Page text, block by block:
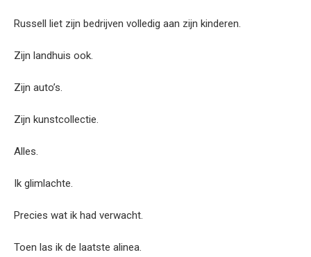
Russell liet zijn bedrijven volledig aan zijn kinderen.
Zijn landhuis ook.
Zijn auto’s.
Zijn kunstcollectie.
Alles.
Ik glimlachte.
Precies wat ik had verwacht.
Toen las ik de laatste alinea.